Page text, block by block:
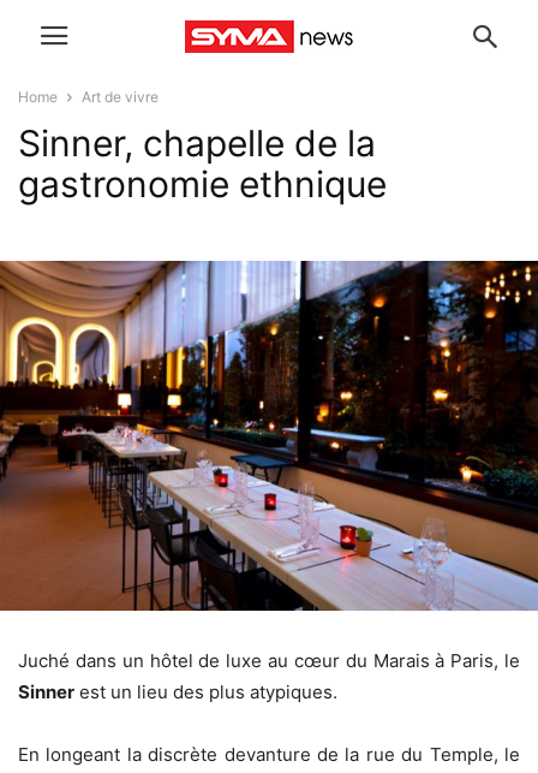
Home Art de vivre
Sinner, chapelle de la
gastronomie ethnique
Juché dans un hôtel de luxe au cœur du Marais à Paris, le
Sinner est un lieu des plus atypiques.
En longeant la discrète devanture de la rue du Temple, le